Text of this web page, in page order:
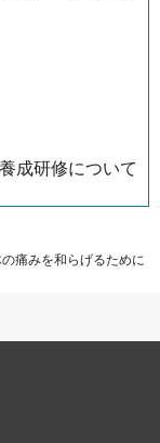
成研修について
痛みを和らげるために